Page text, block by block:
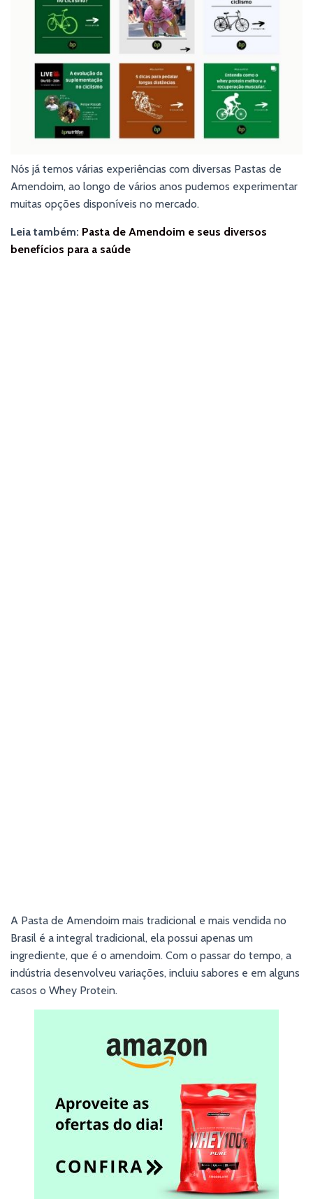
Nós já temos várias experiências com diversas Pastas de
Amendoim, ao longo de vários anos pudemos experimentar
muitas opções disponíveis no mercado.
Leia também: Pasta de Amendoim e seus diversos
benefícios para a saúde
A Pasta de Amendoim mais tradicional e mais vendida no
Brasil é a integral tradicional, ela possui apenas um
ingrediente, que é o amendoim. Com o passar do tempo, a
indústria desenvolveu variações, incluiu sabores e em alguns
casos o Whey Protein.